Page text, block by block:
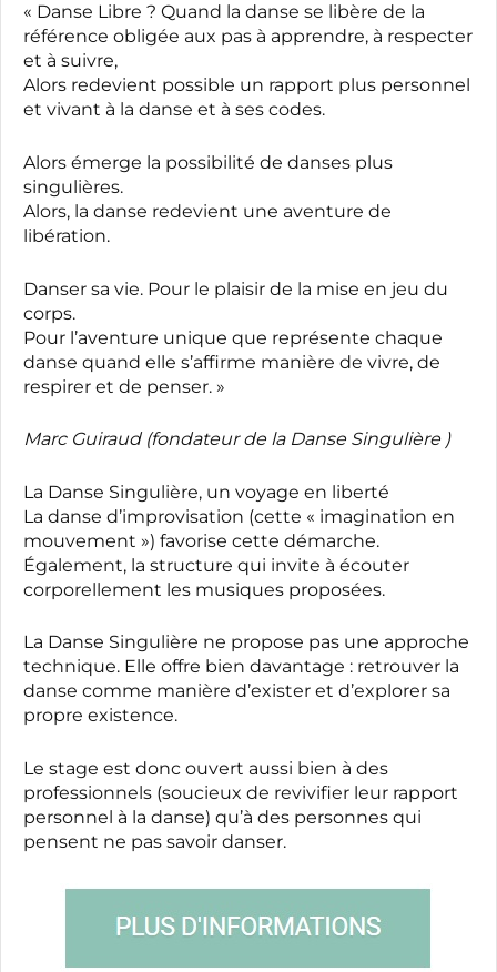
« Danse Libre ? Quand la danse se libère de la
référence obligée aux pas à apprendre, à respecter
et à suivre,
Alors redevient possible un rapport plus personnel
et vivant à la danse et à ses codes.
Alors émerge la possibilité de danses plus
singulières.
Alors, la danse redevient une aventure de
libération.
Danser sa vie. Pour le plaisir de la mise en jeu du
corps.
Pour l’aventure unique que représente chaque
danse quand elle s’affirme manière de vivre, de
respirer et de penser. »
Marc Guiraud (fondateur de la Danse Singulière )
La Danse Singulière, un voyage en liberté
La danse d’improvisation (cette « imagination en
mouvement ») favorise cette démarche.
Également, la structure qui invite à écouter
corporellement les musiques proposées.
La Danse Singulière ne propose pas une approche
technique. Elle offre bien davantage : retrouver la
danse comme manière d’exister et d’explorer sa
propre existence.
Le stage est donc ouvert aussi bien à des
professionnels (soucieux de revivifier leur rapport
personnel à la danse) qu’à des personnes qui
pensent ne pas savoir danser.